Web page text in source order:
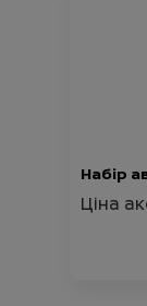
Набір
Ціна